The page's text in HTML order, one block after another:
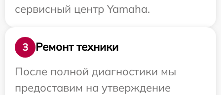
сервисный центр Yamaha.
3
Ремонт техники
После полной диагностики мы
предоставим на утверждение